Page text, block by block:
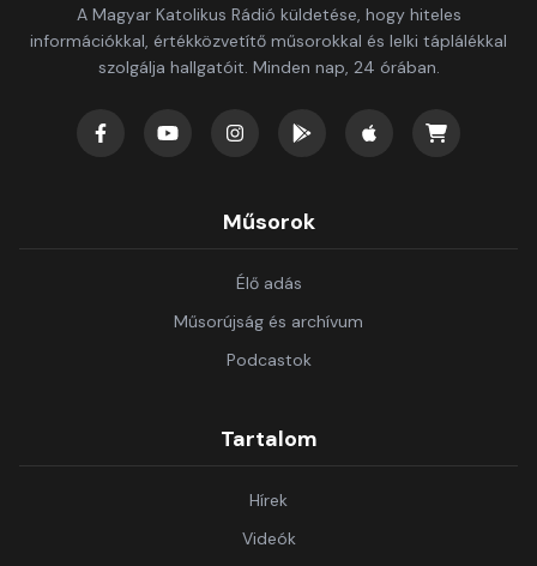
A Magyar Katolikus Rádió küldetése, hogy hiteles
információkkal, értékközvetítő műsorokkal és lelki táplálékkal
szolgálja hallgatóit. Minden nap, 24 órában.
Műsorok
Élő adás
Műsorújság és archívum
Podcastok
Tartalom
Hírek
Videók